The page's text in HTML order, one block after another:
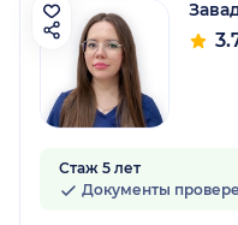
Стаж 5 лет
Документы